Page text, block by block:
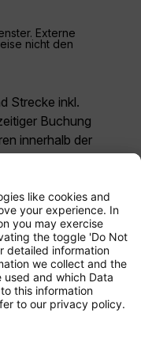
Externe
nicht den
Strecke inkl.
Buchung
innerhalb der
den für die
handelt es
restriktivste
Gebühren
optionale
Allgemeinen